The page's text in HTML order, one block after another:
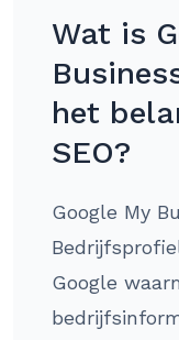
Wat is
het
SEO?
Google My
Google